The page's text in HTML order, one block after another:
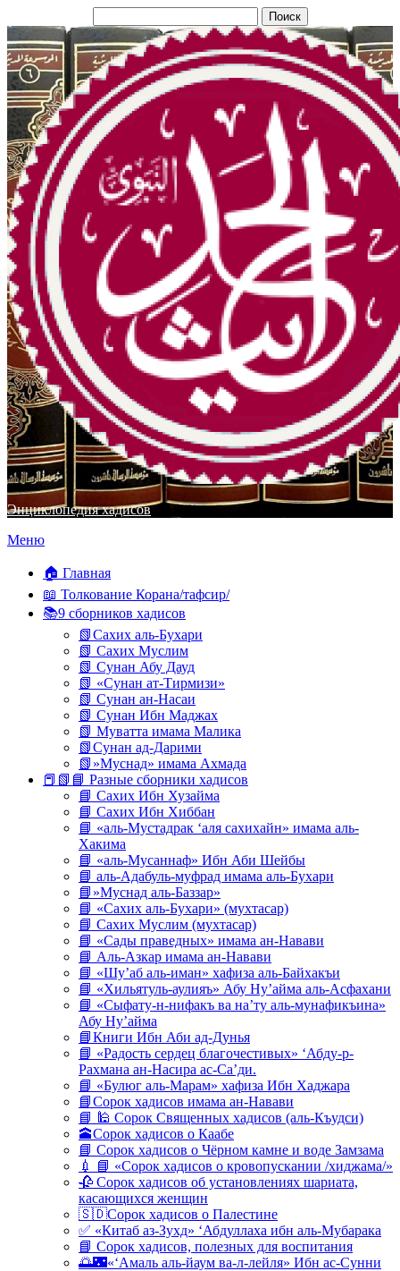
Энциклопедия хадисов
Перейти
содержимому
Меню
🏠 Главная
📖 Толкование Корана/тафсир/
📚9 сборников хадисов
📗Сахих аль-Бухари
📗 Сахих Муслим
📗 Сунан Абу Дауд
📗 «Сунан ат-Тирмизи»
📗 Сунан ан-Насаи
📗 Сунан Ибн Маджах
📗 Муватта имама Малика
📗Сунан ад-Дарими
📗»Муснад» имама Ахмада
📕📗📘 Разные сборники хадисов
📘 Сахих Ибн Хузайма
📘 Сахих Ибн Хиббан
📘 «аль-Мустадрак ‘аля сахихайн» имама аль-
Хакима
📘 «аль-Мусаннаф» Ибн Аби Шейбы
📘 аль-Адабуль-муфрад имама аль-Бухари
📘»Муснад аль-Баззар»
📘 «Сахих аль-Бухари» (мухтасар)
📘 Сахих Муслим (мухтасар)
📘 «Сады праведных» имама ан-Навави
📘 Аль-Азкар имама ан-Навави
📘 «Шу’аб аль-иман» хафиза аль-Байхакъи
📘 «Хильятуль-аулияъ» Абу Ну’айма аль-Асфахани
📘 «Сыфату-н-нифакъ ва на’ту аль-мунафикъина»
Абу Ну’айма
📘Книги Ибн Аби ад-Дунья
📘 «Радость сердец благочестивых» ‘Абду-р-
Рахмана ан-Насира ас-Са’ди.
📘 «Булюг аль-Марам» хафиза Ибн Хаджара
📘Сорок хадисов имама ан-Навави
📘 🕌 Сорок Священных хадисов (аль-Къудси)
🕋Сорок хадисов о Каабе
📘 Сорок хадисов о Чёрном камне и воде Замзама
💉 📘 «Сорок хадисов о кровопускании /хиджама/»
🥀 Сорок хадисов об установлениях шариата,
касающихся женщин
🇸🇩Сорок хадисов о Палестине
✅ «Китаб аз-Зухд» ‘Абдуллаха ибн аль-Мубарака
📘 Сорок хадисов, полезных для воспитания
🌅🌃«‘Амаль аль-йаум ва-л-лейля» Ибн ас-Сунни